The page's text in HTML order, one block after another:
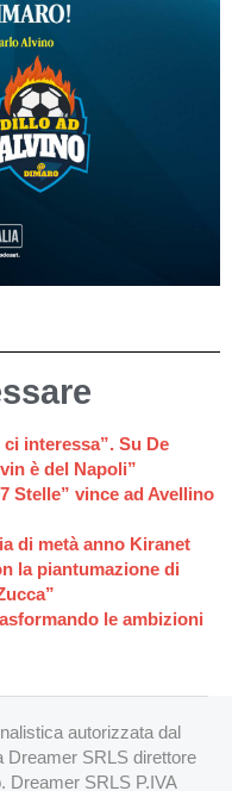
interessa”. Su De
è del Napoli”
Stelle” vince ad Avellino
di metà anno Kiranet
la piantumazione di
le ambizioni
autorizzata dal
Dreamer SRLS direttore
Dreamer SRLS P.IVA